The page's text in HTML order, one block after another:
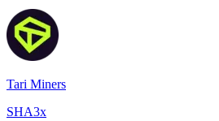
Tari Miners
SHA3x